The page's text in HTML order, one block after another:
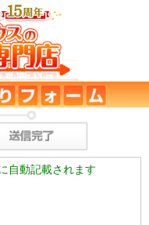
自動記載されます